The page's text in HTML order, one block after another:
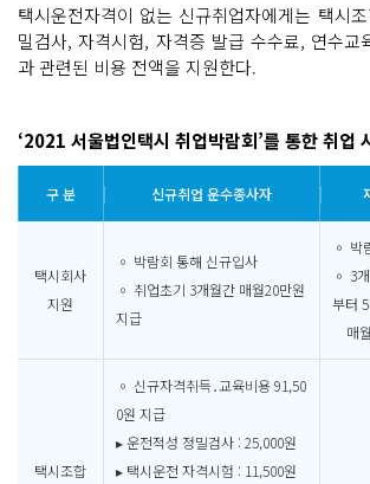
택시운전자격이 없는 신규취업자에게는 택시
밀검사, 자격시험, 자격증 발급 수수료, 연수교
과 관련된 비용 전액을 지원한다.
‘2021 서울법인택시 취업박람회’를 통한 취업
구 분 신규취업 운수종사자
택시회사
지원
◦ 박람회 통해 신규입사
◦ 취업초기 3개월간 매월20만원
지급
◦ 박
◦ 3
부터
매
택시조합
◦ 신규자격취득․교육비용 91,50
0원 지급
▸ 운전적성 정밀검사 : 25,000원
▸ 택시운전 자격시험 : 11,500원